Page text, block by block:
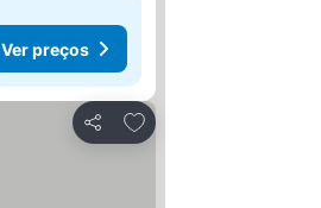
Ver preços
Partilhar
Adicionar aos favoritos